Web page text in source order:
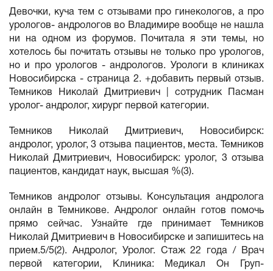
Девочки, куча тем с отзывами про гинекологов, а про
урологов- андрологов во Владимире вообще не нашла
ни на одном из форумов. Почитала я эти темы, но
хотелось бы почитать отзывы не только про урологов,
но и про урологов - андрологов. Урологи в клиниках
Новосибирска - страница 2. +добавить первый отзыв.
Темников Николай Дмитриевич | сотрудник Пасман
уролог- андролог, хирург первой категории.
Темников Николай Дмитриевич, Новосибирск:
андролог, уролог, 3 отзыва пациентов, места. Темников
Николай Дмитриевич, Новосибирск: уролог, 3 отзыва
пациентов, кандидат наук, высшая %(3).
Темников андролог отзывы. Консультация андролога
онлайн в Темникове. Андролог онлайн готов помочь
прямо сейчас. Узнайте где принимает Темников
Николай Дмитриевич в Новосибирске и запишитесь на
прием.5/5(2). Андролог, Уролог. Стаж 22 года / Врач
первой категории, Клиника: Медикал Он Груп-